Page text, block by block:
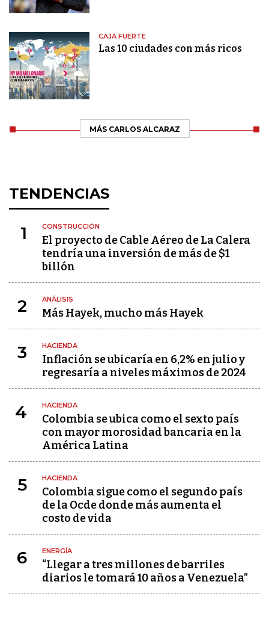
CAJA FUERTE
Las 10 ciudades con más ricos
MÁS CARLOS ALCARAZ
TENDENCIAS
1 CONSTRUCCIÓN
El proyecto de Cable Aéreo de La Calera
tendría una inversión de más de $1
billón
2 ANÁLISIS
Más Hayek, mucho más Hayek
3 HACIENDA
Inflación se ubicaría en 6,2% en julio y
regresaría a niveles máximos de 2024
4 HACIENDA
Colombia se ubica como el sexto país
con mayor morosidad bancaria en la
América Latina
5 HACIENDA
Colombia sigue como el segundo país
de la Ocde donde más aumenta el
costo de vida
6 ENERGÍA
“Llegar a tres millones de barriles
diarios le tomará 10 años a Venezuela”